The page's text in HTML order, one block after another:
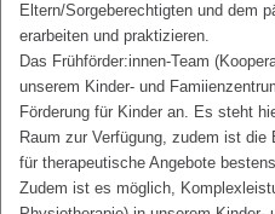
Eltern/Sorgeberechtigten und dem
erarbeiten und praktizieren.
Das Frühförder:innen-Team
unserem Kinder- und
Förderung für Kinder an. Es steht
Raum zur Verfügung, zudem ist die
für therapeutische Angebote
Zudem ist es möglich,